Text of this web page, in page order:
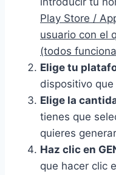
Play Store /
usuario con el
(todos
Elige tu
dispositivo
Elige la
tienes que
quieres
Haz clic en
que hacer clic